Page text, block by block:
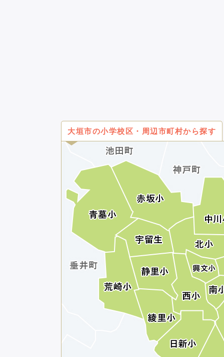
大垣市の小学校区・周辺市町村から探す